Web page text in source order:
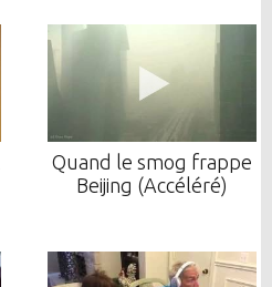
Quand le smog frappe
Beijing (Accéléré)